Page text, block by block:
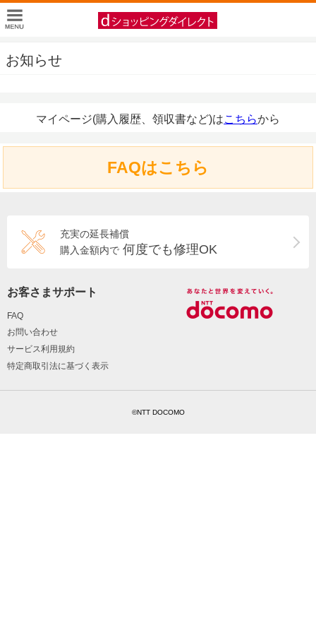
お知らせ
マイページ(購入履歴、領収書など)はこちらから
FAQはこちら
充実の延長補償
購入金額内で 何度でも修理OK
お客さまサポート
FAQ
お問い合わせ
サービス利用規約
特定商取引法に基づく表示
©NTT DOCOMO